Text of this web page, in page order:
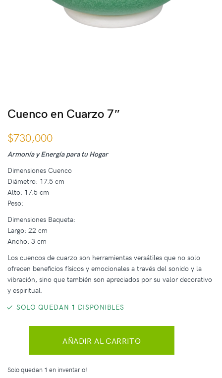
Cuenco en Cuarzo 7″
$730,000
Armonía y Energía para tu Hogar
Dimensiones Cuenco
Diámetro: 17.5 cm
Alto: 17.5 cm
Peso:
Dimensiones Baqueta:
Largo: 22 cm
Ancho: 3 cm
Los cuencos de cuarzo son herramientas versátiles que no solo
ofrecen beneficios físicos y emocionales a través del sonido y la
vibración, sino que también son apreciados por su valor decorativo
y espiritual.
SOLO QUEDAN 1 DISPONIBLES
AÑADIR AL CARRITO
Solo quedan 1 en inventario!